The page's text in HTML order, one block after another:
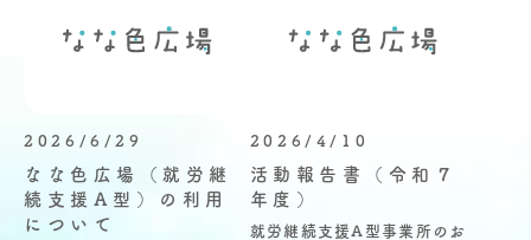
2026/6/29
なな色広場（就労継
続支援A型）の利用
について
2026/4/10
活動報告書（令和７
年度）
就労継続支援A型事業所のお